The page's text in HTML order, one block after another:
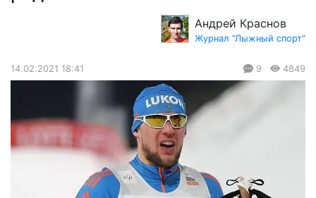
Андрей Краснов
Журнал "Лыжный спорт"
14.02.2021 18:41 9 4849